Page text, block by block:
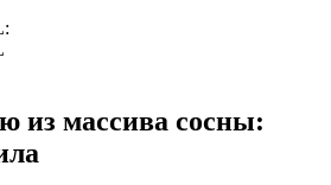
из массива сосны: